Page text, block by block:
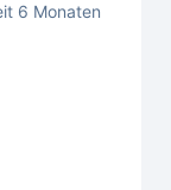
6 Monaten